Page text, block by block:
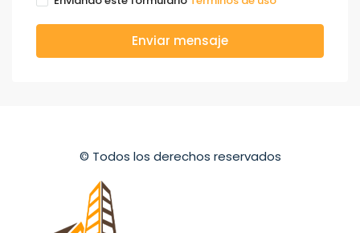
Enviar mensaje
© Todos los derechos reservados